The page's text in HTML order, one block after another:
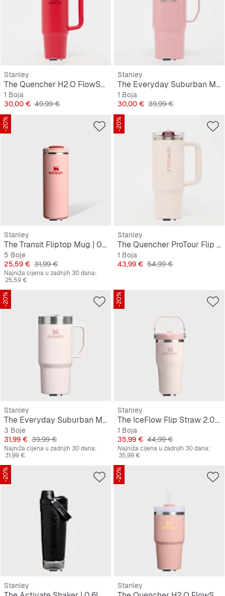
Stanley
The Quencher H2.O FlowState Tumbler 0,9L
1 Boja
Cijena
30,00 € Originalna cijena
49,99 €
Stanley
The Everyday Suburban Mug | 0.47L
1 Boja
Cijena
30,00 € Originalna cijena
39,99 €
-20%
Stanley
The Transit Fliptop Mug | 0.35L
5 Boje
Cijena
25,59 € Originalna cijena
31,99 €
Najniža cijena u zadnjih 30 dana:
25,59 €
-20%
Stanley
The Quencher ProTour Flip Straw Tumbler | 0,9L
1 Boja
Cijena
43,99 € Originalna cijena
54,99 €
-20%
Stanley
The Everyday Suburban Mug | 0,5L
3 Boje
Cijena
31,99 € Originalna cijena
39,99 €
Najniža cijena u zadnjih 30 dana:
31,99 €
-20%
Stanley
The IceFlow Flip Straw 2.0 Tumbler | 0,6L
1 Boja
Cijena
35,99 € Originalna cijena
44,99 €
Najniža cijena u zadnjih 30 dana:
35,99 €
-20%
Stanley
-20%
Stanley